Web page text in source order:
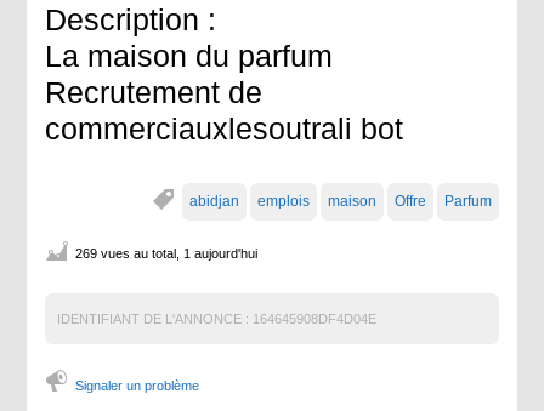
Description :
La maison du parfum
Recrutement de
commerciauxlesoutrali bot
abidjan emplois maison Offre Parfum
269 vues au total, 1 aujourd'hui
IDENTIFIANT DE L'ANNONCE : 164645908DF4D04E
Signaler un problème